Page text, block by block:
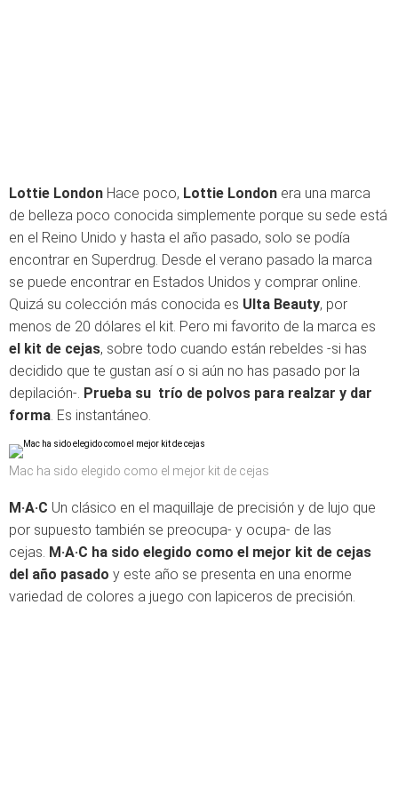
Lottie London Hace poco, Lottie London era una marca
de belleza poco conocida simplemente porque su sede está
en el Reino Unido y hasta el año pasado, solo se podía
encontrar en Superdrug. Desde el verano pasado la marca
se puede encontrar en Estados Unidos y comprar online.
Quizá su colección más conocida es Ulta Beauty, por
menos de 20 dólares el kit. Pero mi favorito de la marca es
el kit de cejas, sobre todo cuando están rebeldes -si has
decidido que te gustan así o si aún no has pasado por la
depilación-. Prueba su trío de polvos para realzar y dar
forma. Es instantáneo.
Mac ha sido elegido como el mejor kit de cejas
M·A·C Un clásico en el maquillaje de precisión y de lujo que
por supuesto también se preocupa- y ocupa- de las
cejas. M·A·C ha sido elegido como el mejor kit de cejas
del año pasado y este año se presenta en una enorme
variedad de colores a juego con lapiceros de precisión.